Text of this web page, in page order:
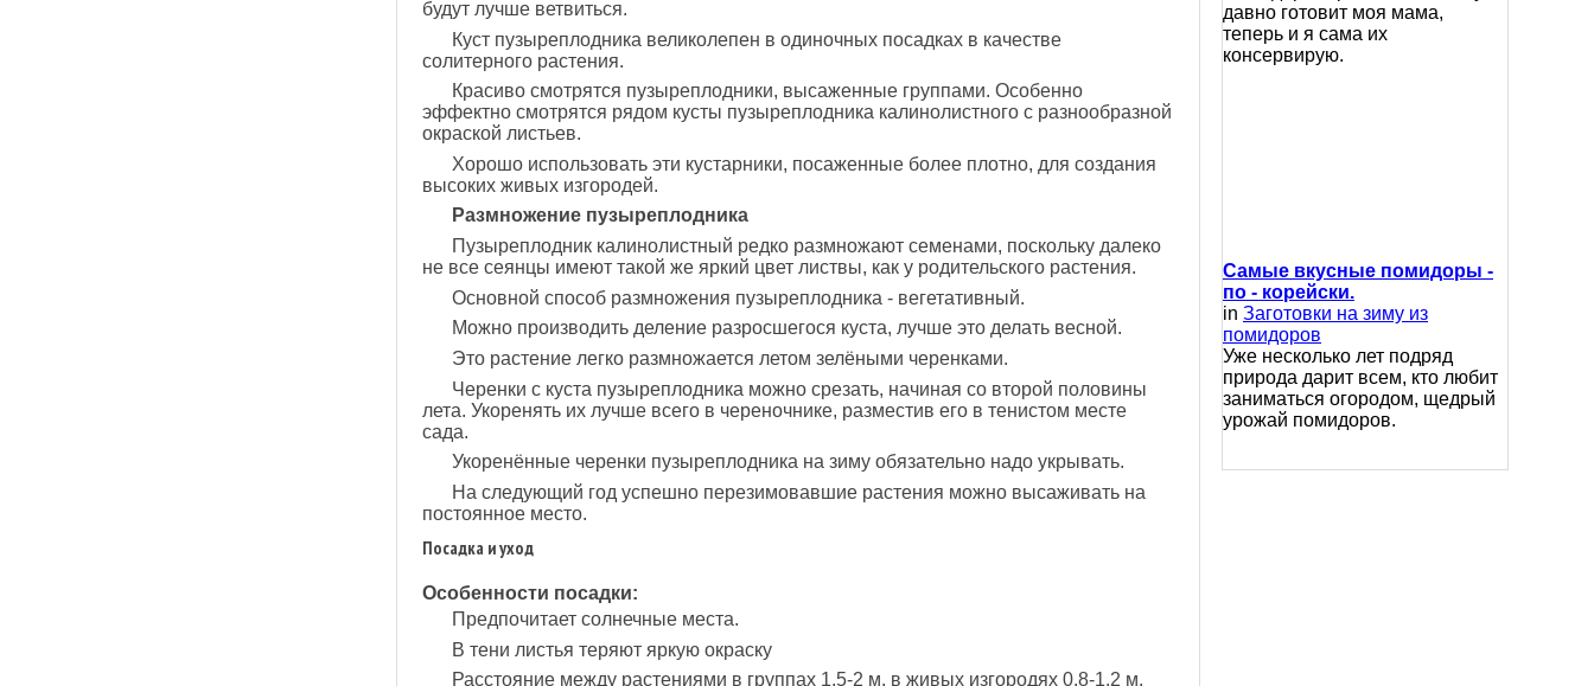
будут лучше ветвиться.
Куст пузыреплодника великолепен в одиночных посадках в качестве
солитерного растения.
Красиво смотрятся пузыреплодники, высаженные группами. Особенно
эффектно смотрятся рядом кусты пузыреплодника калинолистного с разнообразной
окраской листьев.
Хорошо использовать эти кустарники, посаженные более плотно, для создания
высоких живых изгородей.
Размножение пузыреплодника
Пузыреплодник калинолистный редко размножают семенами, поскольку далеко
не все сеянцы имеют такой же яркий цвет листвы, как у родительского растения.
Основной способ размножения пузыреплодника - вегетативный.
Можно производить деление разросшегося куста, лучше это делать весной.
Это растение легко размножается летом зелёными черенками.
Черенки с куста пузыреплодника можно срезать, начиная со второй половины
лета. Укоренять их лучше всего в череночнике, разместив его в тенистом месте
сада.
Укоренённые черенки пузыреплодника на зиму обязательно надо укрывать.
На следующий год успешно перезимовавшие растения можно высаживать на
постоянное место.
Посадка и уход
Особенности посадки:
Предпочитает солнечные места.
В тени листья теряют яркую окраску
Расстояние между растениями в группах 1.5-2 м, в живых изгородях 0.8-1.2 м.
давно готовит моя мама,
теперь и я сама их
консервирую.
Самые вкусные помидоры -
по - корейски.
in Заготовки на зиму из
помидоров
Уже несколько лет подряд
природа дарит всем, кто любит
заниматься огородом, щедрый
урожай помидоров.